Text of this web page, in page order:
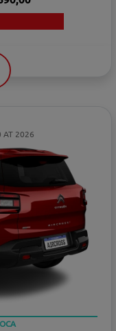
AT 2026